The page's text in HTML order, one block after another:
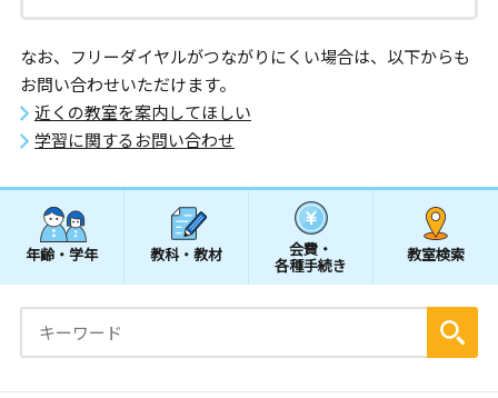
なお、フリーダイヤルがつながりにくい場合は、以下からも
お問い合わせいただけます。
近くの教室を案内してほしい
学習に関するお問い合わせ
年齢・学年 教科・教材 会費・
各種手続き
教室検索